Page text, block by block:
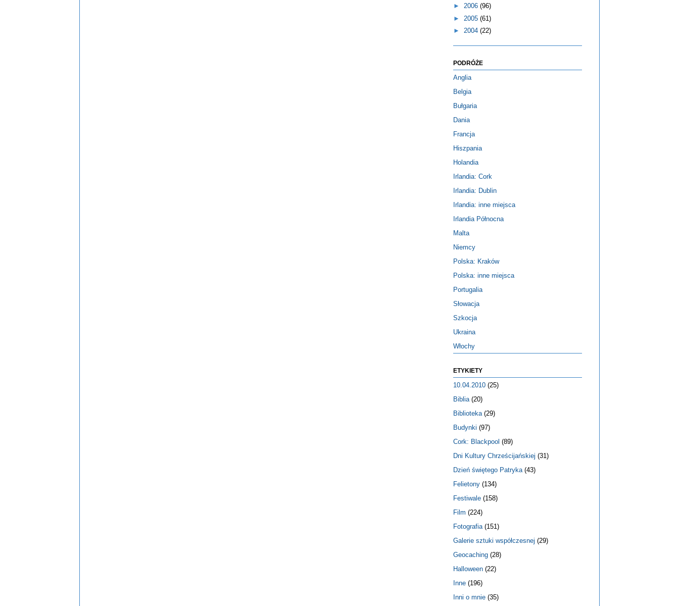
► 2006 (96)
► 2005 (61)
► 2004 (22)
PODRÓŻE
Anglia
Belgia
Bułgaria
Dania
Francja
Hiszpania
Holandia
Irlandia: Cork
Irlandia: Dublin
Irlandia: inne miejsca
Irlandia Północna
Malta
Niemcy
Polska: Kraków
Polska: inne miejsca
Portugalia
Słowacja
Szkocja
Ukraina
Włochy
ETYKIETY
10.04.2010 (25)
Biblia (20)
Biblioteka (29)
Budynki (97)
Cork: Blackpool (89)
Dni Kultury Chrześcijańskiej (31)
Dzień świętego Patryka (43)
Felietony (134)
Festiwale (158)
Film (224)
Fotografia (151)
Galerie sztuki współczesnej (29)
Geocaching (28)
Halloween (22)
Inne (196)
Inni o mnie (35)